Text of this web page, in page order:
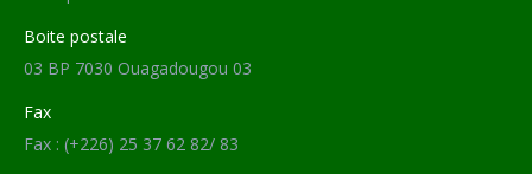
Boite postale
03 BP 7030 Ouagadougou 03
Fax
Fax : (+226) 25 37 62 82/ 83